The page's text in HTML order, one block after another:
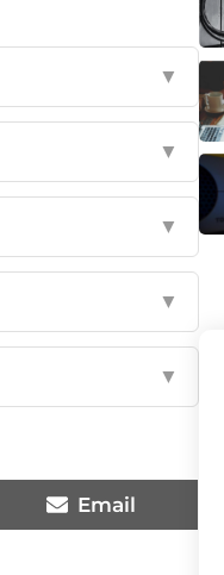
▼
▼
▼
▼
▼
Email